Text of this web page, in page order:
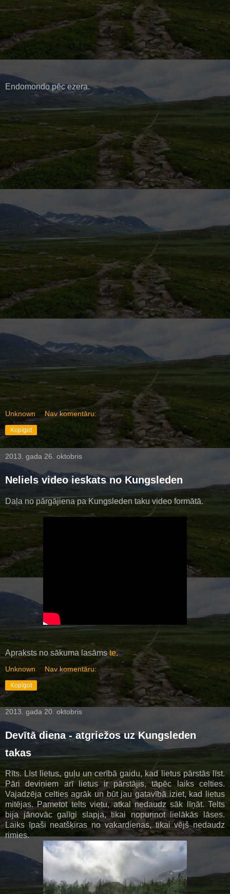
Endomondo pēc ezera.
Unknown Nav komentāru:
Kopīgot
2013. gada 26. oktobris
Neliels video ieskats no Kungsleden
Daļa no pārgājiena pa Kungsleden taku video formātā.
Apraksts no sākuma lasāmste.
Unknown Nav komentāru:
Kopīgot
2013. gada 20. oktobris
Devītā diena - atgriežos uz Kungsleden
takas
Rīts. Līst lietus, guļu un cerībā gaidu, kad lietus pārstās līst.
Pāri deviņiem arī lietus ir pārstājis, tāpēc laiks celties.
Vajadzēja celties agrāk un būt jau gatavībā iziet, kad lietus
mitējas. Pametot telts vietu, atkal nedaudz sāk līņāt. Telts
bija jānovāc galīgi slapja, tikai nopurinot lielākās lāses.
Laiks īpaši neatšķiras no vakardienas, tikai vējš nedaudz
rimies.